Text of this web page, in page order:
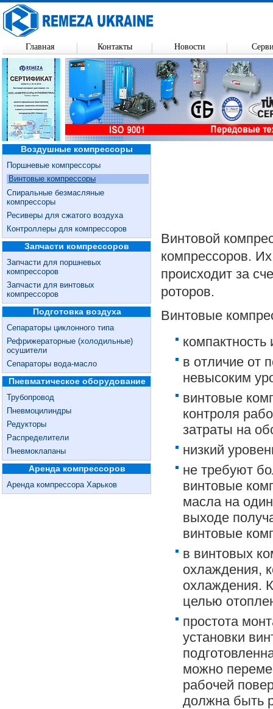
Воздушные компрессоры
Поршневые компрессоры
Винтовые компрессоры
Спиральные безмасляные
компрессоры
Ресиверы для сжатого воздуха
Контроллеры для компрессоров
Запчасти компрессоров
Запчасти для поршневых
компрессоров
Запчасти для винтовых
компрессоров
Подготовка воздуха
Сепараторы циклонного типа
Рефрижераторные (холодильные)
осушители
Сепараторы вода-масло
Пневматическое оборудование
Трубопровод
Пневмоцилиндры
Редукторы
Распределители
Пневмоклапаны
Аренда компрессоров
Аренда компрессора Харьков
Винтовой
компрессоров.
происходит за
роторов.
Винтовые
в отличие от
невысоким
винтовые
контроля
затраты на
низкий
не требуют
винтовые
масла на
выходе
винтовые
в винтовых
охлаждения,
охлаждения.
целью
простота
установки
можно
рабочей
должна быть
Главная Контакты Новости